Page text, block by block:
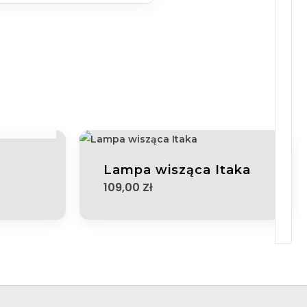
Lampa wisząca Itaka
109,00 Zł